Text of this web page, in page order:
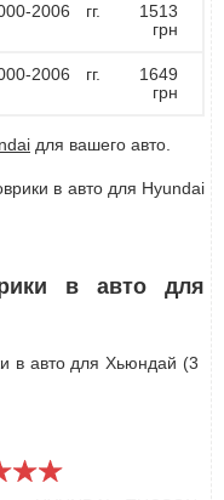
2006 гг.
1513
грн
2006 гг.
1649
грн
для вашего авто.
в авто для Hyundai
в авто для
в авто для Хьюндай (3